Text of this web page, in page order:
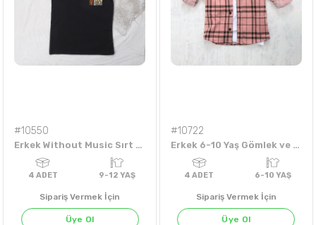
4ADET 9-12 YAŞ 4ADET 1-4
#10550
Erkek Without Music Sırt Baskılı 9-12 Yaş Tişört
Sipariş Vermek İçin
Üye Ol
#10722
Erkek 6-10 Yaş Gömlek ve Tişört
Sipariş Vermek İçin
Üye Ol